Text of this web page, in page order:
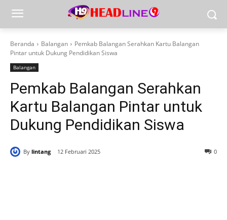
Beranda Balangan
Pemkab Balangan Serahkan Kartu Balangan
Pintar untuk Dukung Pendidikan Siswa
Balangan
Pemkab Balangan Serahkan
Kartu Balangan Pintar untuk
Dukung Pendidikan Siswa
By lintang 12 Februari 2025 0